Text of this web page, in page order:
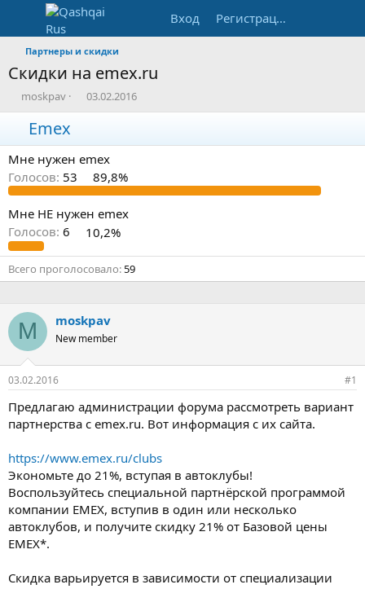
Вход Регистрация
Партнеры и скидки
Скидки на emex.ru
А
в
р
т
е
м
ы
moskpav
Д
а
н
а
ч
а
л
а
03.02.2016
Emex
Мне нужен emex
Голосов: 53 89,8%
Мне НЕ нужен emex
Голосов: 6 10,2%
Всего проголосовало 59
M moskpav
New member
03.02.2016 #1
Предлагаю администрации форума рассмотреть вариант
партнерства с emex.ru. Вот информация с их сайта.
https://www.emex.ru/clubs
Экономьте до 21%, вступая в автоклубы!
Воспользуйтесь специальной партнёрской программой
компании EMEX, вступив в один или несколько
автоклубов, и получите скидку 21% от Базовой цены
EMEX*.
Cкидка варьируется в зависимости от специализации